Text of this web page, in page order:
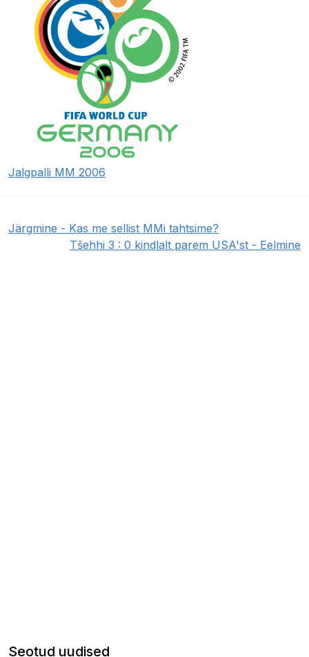
Jalgpalli MM 2006
Järgmine - Kas me sellist MMi tahtsime?
Tšehhi 3 : 0 kindlalt parem USA'st - Eelmine
Seotud uudised